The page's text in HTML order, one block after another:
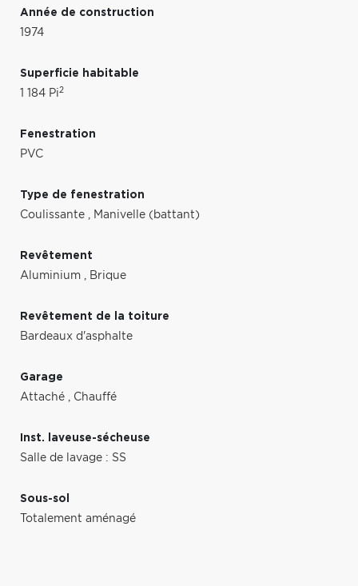
Année de construction
1974
Superficie habitable
1 184 Pi2
Fenestration
PVC
Type de fenestration
Coulissante , Manivelle (battant)
Revêtement
Aluminium , Brique
Revêtement de la toiture
Bardeaux d'asphalte
Garage
Attaché , Chauffé
Inst. laveuse-sécheuse
Salle de lavage : SS
Sous-sol
Totalement aménagé